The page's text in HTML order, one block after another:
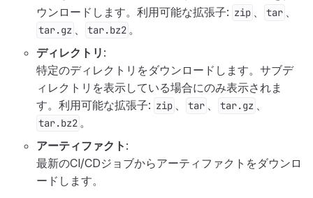
ウンロードします。利用可能な拡張子: zip 、 tar 、
tar.gz 、 tar.bz2 。
ディレクトリ :
特定のディレクトリをダウンロードします。サブデ
ィレクトリを表示している場合にのみ表示されま
す。利用可能な拡張子: zip 、 tar 、 tar.gz 、
tar.bz2 。
アーティファクト :
最新のCI/CDジョブからアーティファクトをダウンロ
ードします。